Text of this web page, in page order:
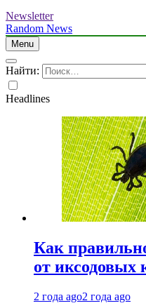
Newsletter
Random News
Menu
Найти:
Headlines
Как
от иксодовых
2 года ago2 года ago